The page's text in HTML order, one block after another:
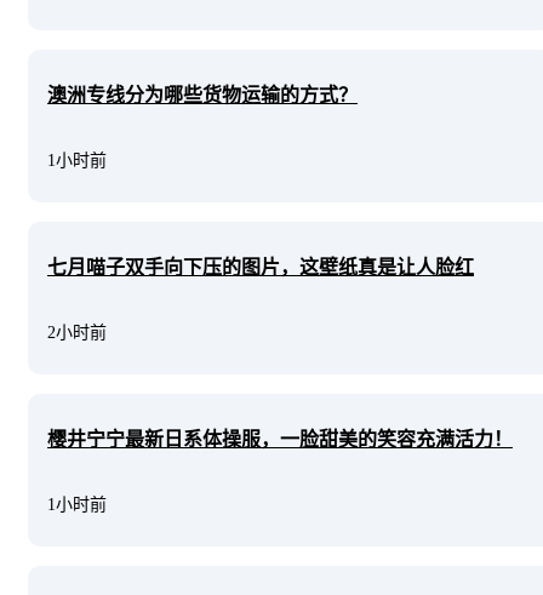
澳洲专线分为哪些货物运输的方式？
1小时前
七月喵子双手向下压的图片，这壁纸真是让人脸红
2小时前
樱井宁宁最新日系体操服，一脸甜美的笑容充满活力！
1小时前